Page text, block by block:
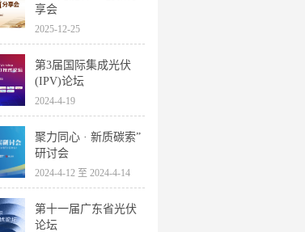
享会
2025-12-25
第3届国际集成光伏
(IPV)论坛
2024-4-19
聚力同心 · 新质碳索”
研讨会
2024-4-12 至 2024-4-14
第十一届广东省光伏
论坛